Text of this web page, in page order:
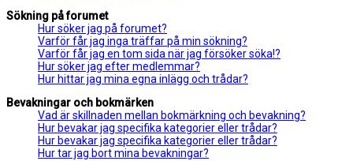
Sökning på forumet
Hur söker jag på forumet?
Varför får jag inga träffar på min sökning?
Varför får jag en tom sida när jag försöker söka!?
Hur söker jag efter medlemmar?
Hur hittar jag mina egna inlägg och trådar?
Bevakningar och bokmärken
Vad är skillnaden mellan bokmärkning och bevakning?
Hur bevakar jag specifika kategorier eller trådar?
Hur bevakar jag specifika kategorier eller trådar?
Hur tar jag bort mina bevakningar?